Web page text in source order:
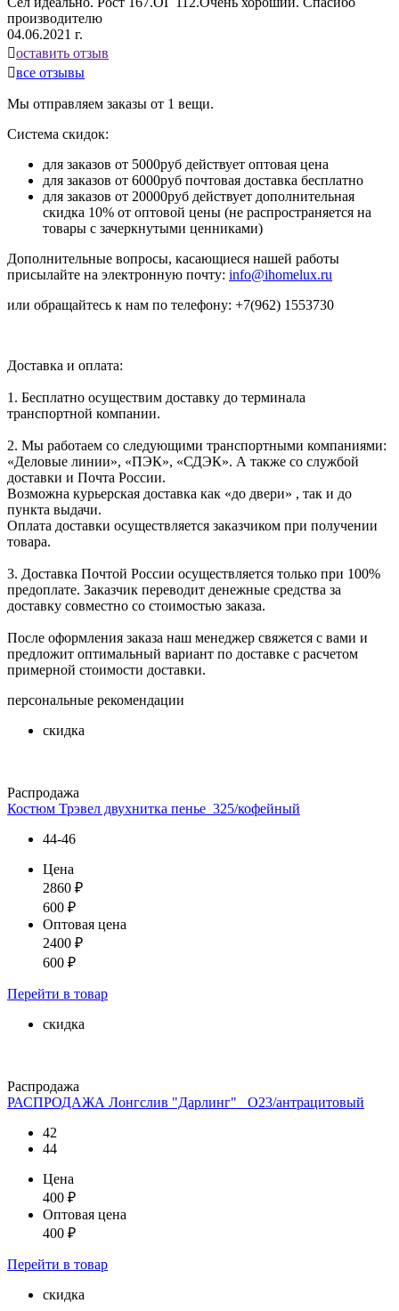
производителю
04.06.2021 г.
оставить отзыв
все отзывы
Мы отправляем заказы от 1 вещи.
Система скидок:
для заказов от 5000руб действует оптовая цена
для заказов от 6000руб почтовая доставка бесплатно
для заказов от 20000руб действует дополнительная
скидка 10% от оптовой цены (не распространяется на
товары с зачеркнутыми ценниками)
Дополнительные вопросы, касающиеся нашей работы
присылайте на электронную почту: info@ihomelux.ru
или обращайтесь к нам по телефону: +7(962) 1553730
Доставка и оплата:
1. Бесплатно осуществим доставку до терминала
транспортной компании.
2. Мы работаем со следующими транспортными компаниями:
«Деловые линии», «ПЭК», «СДЭК». А также со службой
доставки и Почта России.
Возможна курьерская доставка как «до двери» , так и до
пункта выдачи.
Оплата доставки осуществляется заказчиком при получении
товара.
3. Доставка Почтой России осуществляется только при 100%
предоплате. Заказчик переводит денежные средства за
доставку совместно со стоимостью заказа.
После оформления заказа наш менеджер свяжется с вами и
предложит оптимальный вариант по доставке с расчетом
примерной стоимости доставки.
персональные рекомендации
скидка
Распродажа
Костюм Трэвел двухнитка пенье_325/кофейный
44-46
Цена
2860 ₽
600 ₽
Оптовая цена
2400 ₽
600 ₽
Перейти в товар
скидка
Распродажа
РАСПРОДАЖА Лонгслив "Дарлинг"_ О23/антрацитовый
42
44
Цена
400 ₽
Оптовая цена
400 ₽
Перейти в товар
скидка